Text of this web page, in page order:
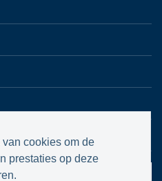
cookies om de
prestaties op deze